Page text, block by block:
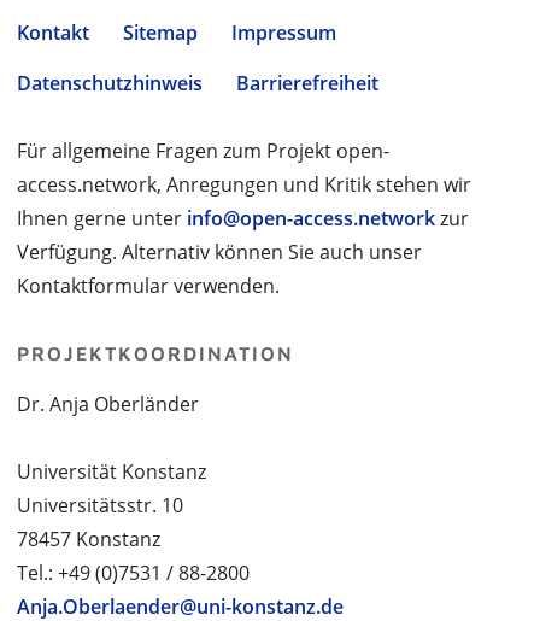
Kontakt Sitemap
Impressum
Datenschutzhinweis
Barrierefreiheit
Für allgemeine Fragen zum Projekt open-
access.network, Anregungen und Kritik stehen wir
Ihnen gerne unter info@open-access.networkzur
Verfügung. Alternativ können Sie auch unser
Kontaktformular verwenden.
PROJEKTKOORDINATION
Dr. Anja Oberländer
Universität Konstanz
Universitätsstr. 10
78457 Konstanz
Tel.: +49 (0)7531 / 88-2800
Anja.Oberlaender@uni-konstanz.de